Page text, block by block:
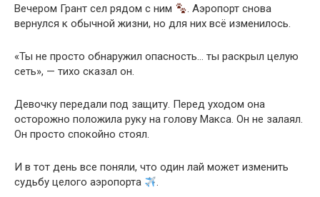
Вечером Грант сел рядом с ним
. Аэропорт снова
вернулся к обычной жизни, но для них всё изменилось.
«Ты не просто обнаружил опасность… ты раскрыл целую
сеть», — тихо сказал он.
Девочку передали под защиту. Перед уходом она
осторожно положила руку на голову Макса. Он не залаял.
Он просто спокойно стоял.
И в тот день все поняли, что один лай может изменить
судьбу целого аэропорта
.